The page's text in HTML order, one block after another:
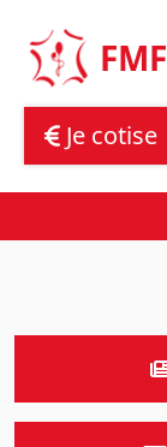
content
FMF
Je cotise